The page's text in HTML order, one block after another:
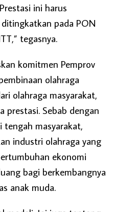
ini harus
pada PON
tegasnya.
komitmen Pemprov
olahraga
olahraga masyarakat,
prestasi. Sebab dengan
tengah masyarakat,
industri olahraga yang
ekonomi
bagi berkembangnya
anak muda.